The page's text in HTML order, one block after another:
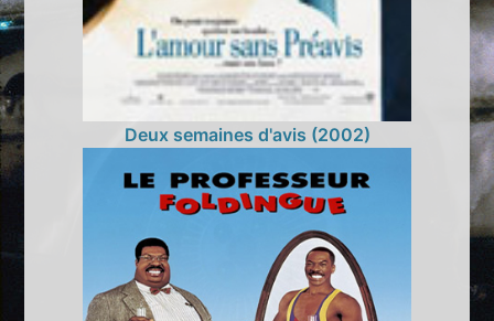
Deux semaines d'avis (2002)